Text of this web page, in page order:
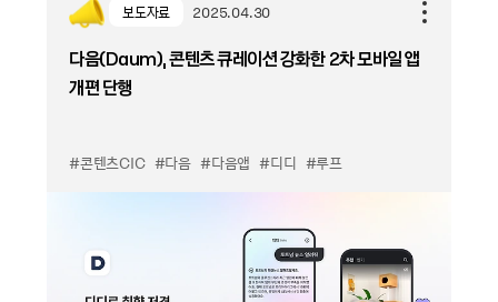
보도자료 2025.04.30
다음(Daum), 콘텐츠 큐레이션 강화한 2차 모바일 앱
개편 단행
#콘텐츠CIC #다음 #다음앱 #디디 #루프